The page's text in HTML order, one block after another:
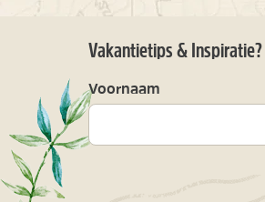
Vakantietips & Inspiratie?
Voornaam